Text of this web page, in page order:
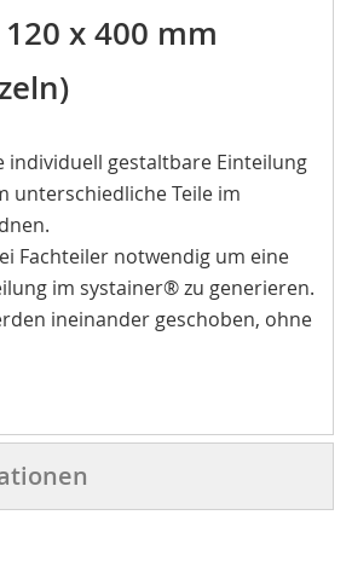
x 400 mm
individuell gestaltbare Einteilung
unterschiedliche Teile im
Fachteiler notwendig um eine
im systainer® zu generieren.
ineinander geschoben, ohne